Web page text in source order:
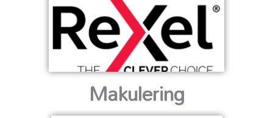
Makulering